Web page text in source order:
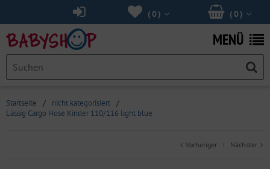
(0 )
(0 )
MENÜ
Startseite / nicht kategorisiert /
Lässig Cargo Hose Kinder 110/116 light blue
Vorheriger | Nächster